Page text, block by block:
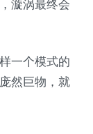
漩涡最终会
一个模式的
然巨物，就